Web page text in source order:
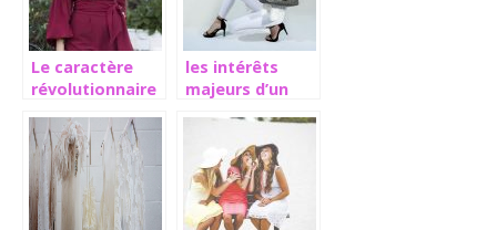
Le caractère
révolutionnaire
les intérêts
majeurs d’un